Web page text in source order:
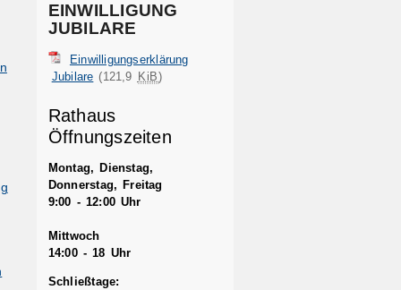
EINWILLIGUNG
JUBILARE
Einwilligungserklärung
Jubilare (121,9 KiB)
Rathaus
Öffnungszeiten
Montag, Dienstag,
Donnerstag, Freitag
9:00 - 12:00 Uhr
Mittwoch
14:00 - 18 Uhr
Schließtage: